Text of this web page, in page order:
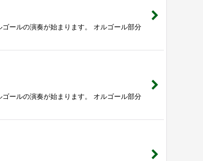
ールの演奏が始まります。 オルゴール部分
ールの演奏が始まります。 オルゴール部分